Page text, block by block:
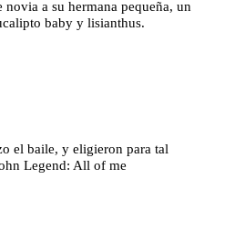
a su hermana pequeña, un
baby y lisianthus.
el baile, y eligieron para tal
Legend: All of me